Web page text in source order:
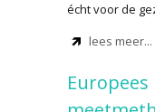
écht voor de
lees meer...